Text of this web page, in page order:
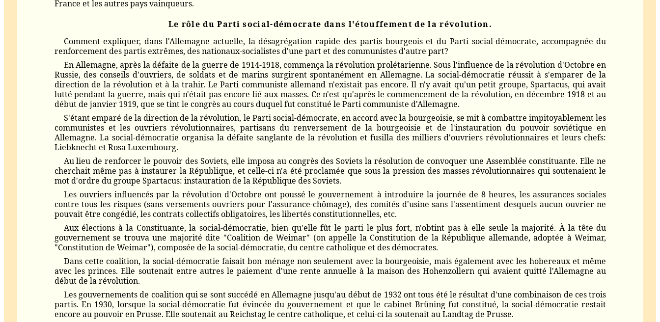
France et les autres pays vainqueurs.
Le rôle du Parti social-démocrate dans l'étouffement de la révolution.
Comment expliquer, dans l'Allemagne actuelle, la désagrégation rapide des partis bourgeois et du Parti social-démocrate, accompagnée du
renforcement des partis extrêmes, des nationaux-socialistes d'une part et des communistes d'autre part?
En Allemagne, après la défaite de la guerre de 1914-1918, commença la révolution prolétarienne. Sous l'influence de la révolution d'Octobre en
Russie, des conseils d'ouvriers, de soldats et de marins surgirent spontanément en Allemagne. La social-démocratie réussit à s'emparer de la
direction de la révolution et à la trahir. Le Parti communiste allemand n'existait pas encore. Il n'y avait qu'un petit groupe, Spartacus, qui avait
lutté pendant la guerre, mais qui n'était pas encore lié aux masses. Ce n'est qu'après le commencement de la révolution, en décembre 1918 et au
début de janvier 1919, que se tint le congrès au cours duquel fut constitué le Parti communiste d'Allemagne.
S'étant emparé de la direction de la révolution, le Parti social-démocrate, en accord avec la bourgeoisie, se mit à combattre impitoyablement les
communistes et les ouvriers révolutionnaires, partisans du renversement de la bourgeoisie et de l'instauration du pouvoir soviétique en
Allemagne. La social-démocratie organisa la défaite sanglante de la révolution et fusilla des milliers d'ouvriers révolutionnaires et leurs chefs:
Liebknecht et Rosa Luxembourg.
Au lieu de renforcer le pouvoir des Soviets, elle imposa au congrès des Soviets la résolution de convoquer une Assemblée constituante. Elle ne
cherchait même pas à instaurer la République, et celle-ci n'a été proclamée que sous la pression des masses révolutionnaires qui soutenaient le
mot d'ordre du groupe Spartacus: instauration de la République des Soviets.
Les ouvriers influencés par la révolution d'Octobre ont poussé le gouvernement à introduire la journée de 8 heures, les assurances sociales
contre tous les risques (sans versements ouvriers pour l'assurance-chômage), des comités d'usine sans l'assentiment desquels aucun ouvrier ne
pouvait être congédié, les contrats collectifs obligatoires, les libertés constitutionnelles, etc.
Aux élections à la Constituante, la social-démocratie, bien qu'elle fût le parti le plus fort, n'obtint pas à elle seule la majorité. À la tête du
gouvernement se trouva une majorité dite "Coalition de Weimar" (on appelle la Constitution de la République allemande, adoptée à Weimar,
"Constitution de Weimar"), composée de la social-démocratie, du centre catholique et des démocrates.
Dans cette coalition, la social-démocratie faisait bon ménage non seulement avec la bourgeoisie, mais également avec les hobereaux et même
avec les princes. Elle soutenait entre autres le paiement d'une rente annuelle à la maison des Hohenzollern qui avaient quitté l'Allemagne au
début de la révolution.
Les gouvernements de coalition qui se sont succédé en Allemagne jusqu'au début de 1932 ont tous été le résultat d'une combinaison de ces trois
partis. En 1930, lorsque la social-démocratie fut évincée du gouvernement et que le cabinet Brüning fut constitué, la social-démocratie restait
encore au pouvoir en Prusse. Elle soutenait au Reichstag le centre catholique, et celui-ci la soutenait au Landtag de Prusse.